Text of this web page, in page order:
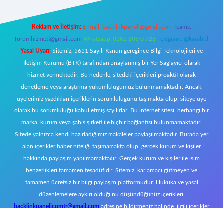
Reklam ve İletişim: E-mail: backlinkpaneli@gmail.com Teams:
forumhizmeti@gmail.com Whatsapp: 0262 606 0 726 Telegram: @karabul
Yasal Uyarı: Sitemiz, 5651 Sayılı Kanun gereğince Bilgi Teknolojileri ve
İletişim Kurumu (BTK) tarafından onaylanmış bir Yer Sağlayıcı olarak
hizmet vermektedir. Bu nedenle, sitedeki içerikleri proaktif olarak
denetleme veya araştırma yükümlülüğümüz bulunmamaktadır. Ancak,
üyelerimiz yazdıkları içeriklerin sorumluluğunu taşımakta olup, siteye üye
olarak bu sorumluluğu kabul etmiş sayılırlar. Bu internet sitesi, herhangi bir
marka, kurum veya şahıs şirketi ile hiçbir bağlantısı bulunmamaktadır.
Sitede yalnızca kendi hazırladığımız makaleler paylaşılmaktadır. Burada yer
alan içerikler haber niteliği taşımamakta olup, gerçek kurum ve kişiler
hakkında paylaşım yapılmamaktadır. Gerçek kurum ve kişiler ile isim
benzerlikleri tamamen tesadüfidir. Sitemiz, kar amacı gütmeyen ve
tamamen ücretsiz bir bilgi paylaşım platformudur. Hukuka ve yasal
düzenlemelere aykırı olduğunu düşündüğünüz içerikleri,
backlinkpanelicomtr@gmail.com adresine bildirmeniz halinde, ilgili içerikler